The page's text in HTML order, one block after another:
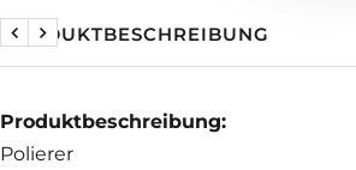
PRODUKTBESCHREIBUNG
Zurück
Weiter
Produktbeschreibung:
Polierer